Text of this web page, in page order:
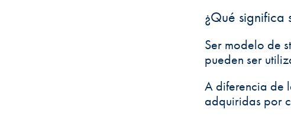
¿Qué significa
Ser modelo de
pueden ser
A diferencia de
adquiridas por